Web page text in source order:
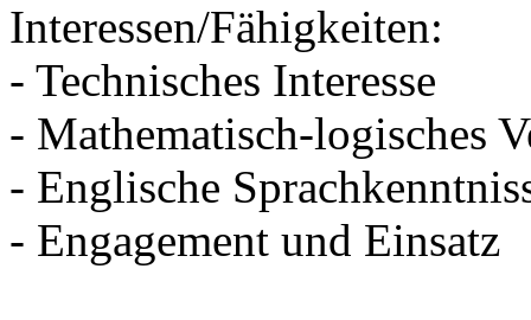
Interessen/Fähigkeiten:
- Technisches Interesse
- Mathematisch-logisches
- Englische
- Engagement und Einsatz